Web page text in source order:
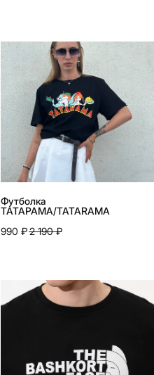
Футболка
ТАТАРАМА/TATARAMA
990 ₽2 190 ₽